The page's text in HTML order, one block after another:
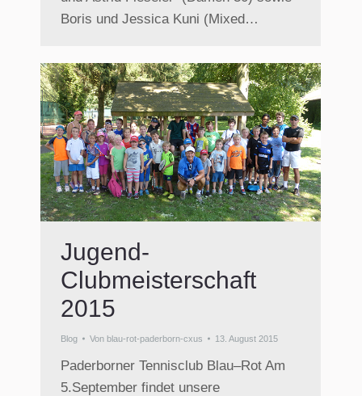
Boris und Jessica Kuni (Mixed…
Jugend-
Clubmeisterschaft
2015
Blog Von blau-rot-paderborn-cxus 13. August 2015
Paderborner Tennisclub Blau–Rot Am
5.September findet unsere